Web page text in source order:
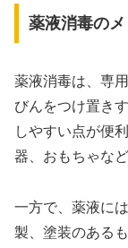
薬液消毒の
薬液消毒は、専
びんをつけ置き
しやすい点が便
器、おもちゃな
一方で、薬液に
製、塗装のある